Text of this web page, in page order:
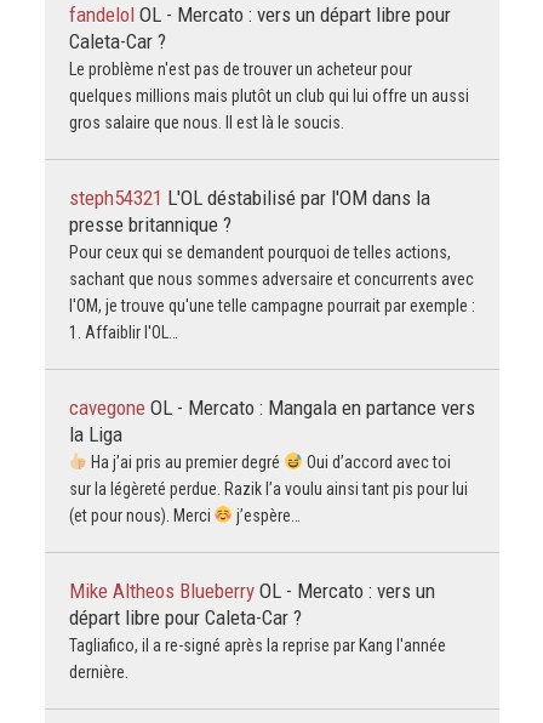
fandelol OL - Mercato : vers un départ libre pour
Caleta-Car ?
Le problème n'est pas de trouver un acheteur pour
quelques millions mais plutôt un club qui lui offre un aussi
gros salaire que nous. Il est là le soucis.
steph54321 L'OL déstabilisé par l'OM dans la
presse britannique ?
Pour ceux qui se demandent pourquoi de telles actions,
sachant que nous sommes adversaire et concurrents avec
l'OM, je trouve qu'une telle campagne pourrait par exemple :
1. Affaiblir l'OL…
cavegone OL - Mercato : Mangala en partance vers
la Liga
Ha j’ai pris au premier degré
Oui d’accord avec toi
sur la légèreté perdue. Razik l’a voulu ainsi tant pis pour lui
(et pour nous). Merci
j’espère…
Mike Altheos Blueberry OL - Mercato : vers un
départ libre pour Caleta-Car ?
Tagliafico, il a re-signé après la reprise par Kang l'année
dernière.